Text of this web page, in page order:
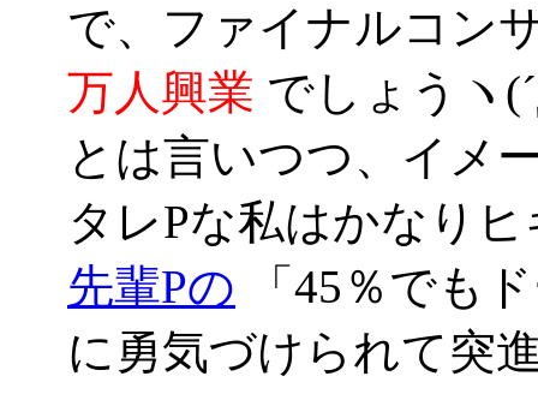
で、ファイナルコン
万人興業 でしょうヽ
とは言いつつ、イメ
タレPな私はかなり
先輩Pの 「45％でも
に勇気づけられて突